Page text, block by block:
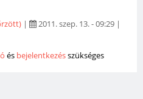
| 2011. szep. 13. - 09:29 |
és bejelentkezésszükséges